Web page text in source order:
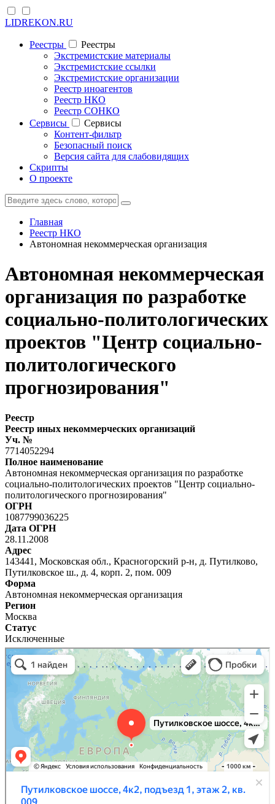
LIDREKON.RU
Реестры
Реестры
Экстремистские материалы
Экстремистские ссылки
Экстремистские организации
Реестр иноагентов
Реестр НКО
Реестр СОНКО
Cервисы
Cервисы
Контент-фильтр
Безопасный поиск
Версия сайта для слабовидящих
Скрипты
О проекте
Главная
Реестр НКО
Автономная некоммерческая организация
Автономная некоммерческая
организация по разработке
социально-политологических
проектов "Центр социально-
политологического
прогнозирования"
Реестр
Реестр иных некоммерческих организаций
Уч. №
7714052294
Полное наименование
Автономная некоммерческая организация по разработке
социально-политологических проектов "Центр социально-
политологического прогнозирования"
ОГРН
1087799036225
Дата ОГРН
28.11.2008
Адрес
143441, Московская обл., Красногорский р-н, д. Путилково,
Путилковское ш., д. 4, корп. 2, пом. 009
Форма
Автономная некоммерческая организация
Регион
Москва
Статус
Исключенные